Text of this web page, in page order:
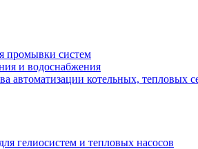
промывки систем
и водоснабжения
автоматизации котельных,
гелиосистем и тепловых насосов